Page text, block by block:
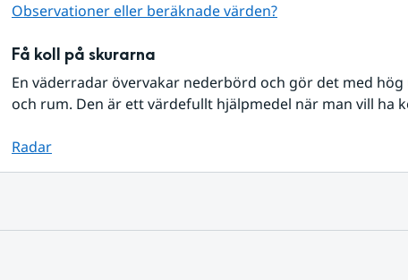
Observationer eller beräknade värden?
Få koll på skurarna
En väderradar övervakar nederbörd och gör det med
och rum. Den är ett värdefullt hjälpmedel när man vill ha
Radar